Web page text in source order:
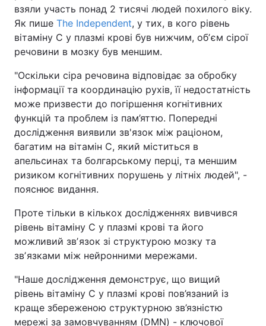
взяли участь понад 2 тисячі людей похилого віку.
Як пише The Independent, у тих, в кого рівень
вітаміну C у плазмі крові був нижчим, обʼєм сірої
речовини в мозку був меншим.
"Оскільки сіра речовина відповідає за обробку
інформації та координацію рухів, її недостатність
може призвести до погіршення когнітивних
функцій та проблем із пам’яттю. Попередні
дослідження виявили зв'язок між раціоном,
багатим на вітамін С, який міститься в
апельсинах та болгарському перці, та меншим
ризиком когнітивних порушень у літніх людей", -
пояснює видання.
Проте тільки в кількох дослідженнях вивчився
рівень вітаміну C у плазмі крові та його
можливий звʼязок зі структурою мозку та
звʼязками між нейронними мережами.
"Наше дослідження демонструє, що вищий
рівень вітаміну С у плазмі крові пов’язаний із
краще збереженою структурною зв’язністю
мережі за замовчуванням (DMN) - ключової